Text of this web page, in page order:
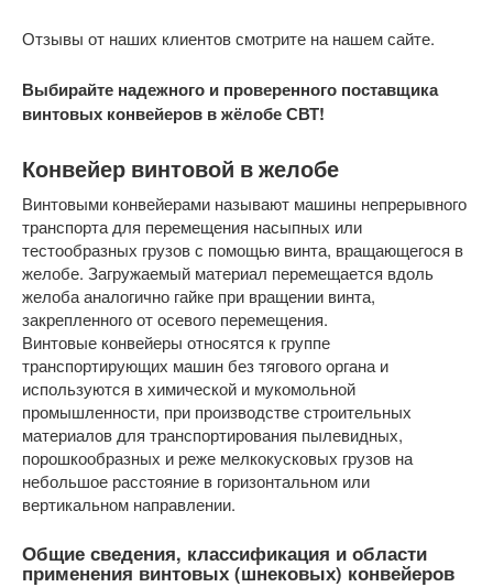
Отзывы от наших клиентов смотрите на нашем сайте.
Выбирайте надежного и проверенного поставщика
винтовых конвейеров в жёлобе СВТ!
Конвейер винтовой в желобе
Винтовыми конвейерами называют машины непрерывного
транспорта для перемещения насыпных или
тестообразных грузов с помощью винта, вращающегося в
желобе. Загружаемый материал перемещается вдоль
желоба аналогично гайке при вращении винта,
закрепленного от осевого перемещения.
Винтовые конвейеры относятся к группе
транспортирующих машин без тягового органа и
используются в химической и мукомольной
промышленности, при производстве строительных
материалов для транспортирования пылевидных,
порошкообразных и реже мелкокусковых грузов на
небольшое расстояние в горизонтальном или
вертикальном направлении.
Общие сведения, классификация и области
применения винтовых (шнековых) конвейеров